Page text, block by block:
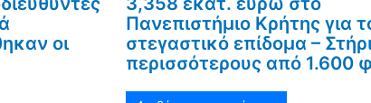
οι
Πανεπιστήμιο Κρήτης για
στεγαστικό επίδομα –
περισσότερους από 1.600